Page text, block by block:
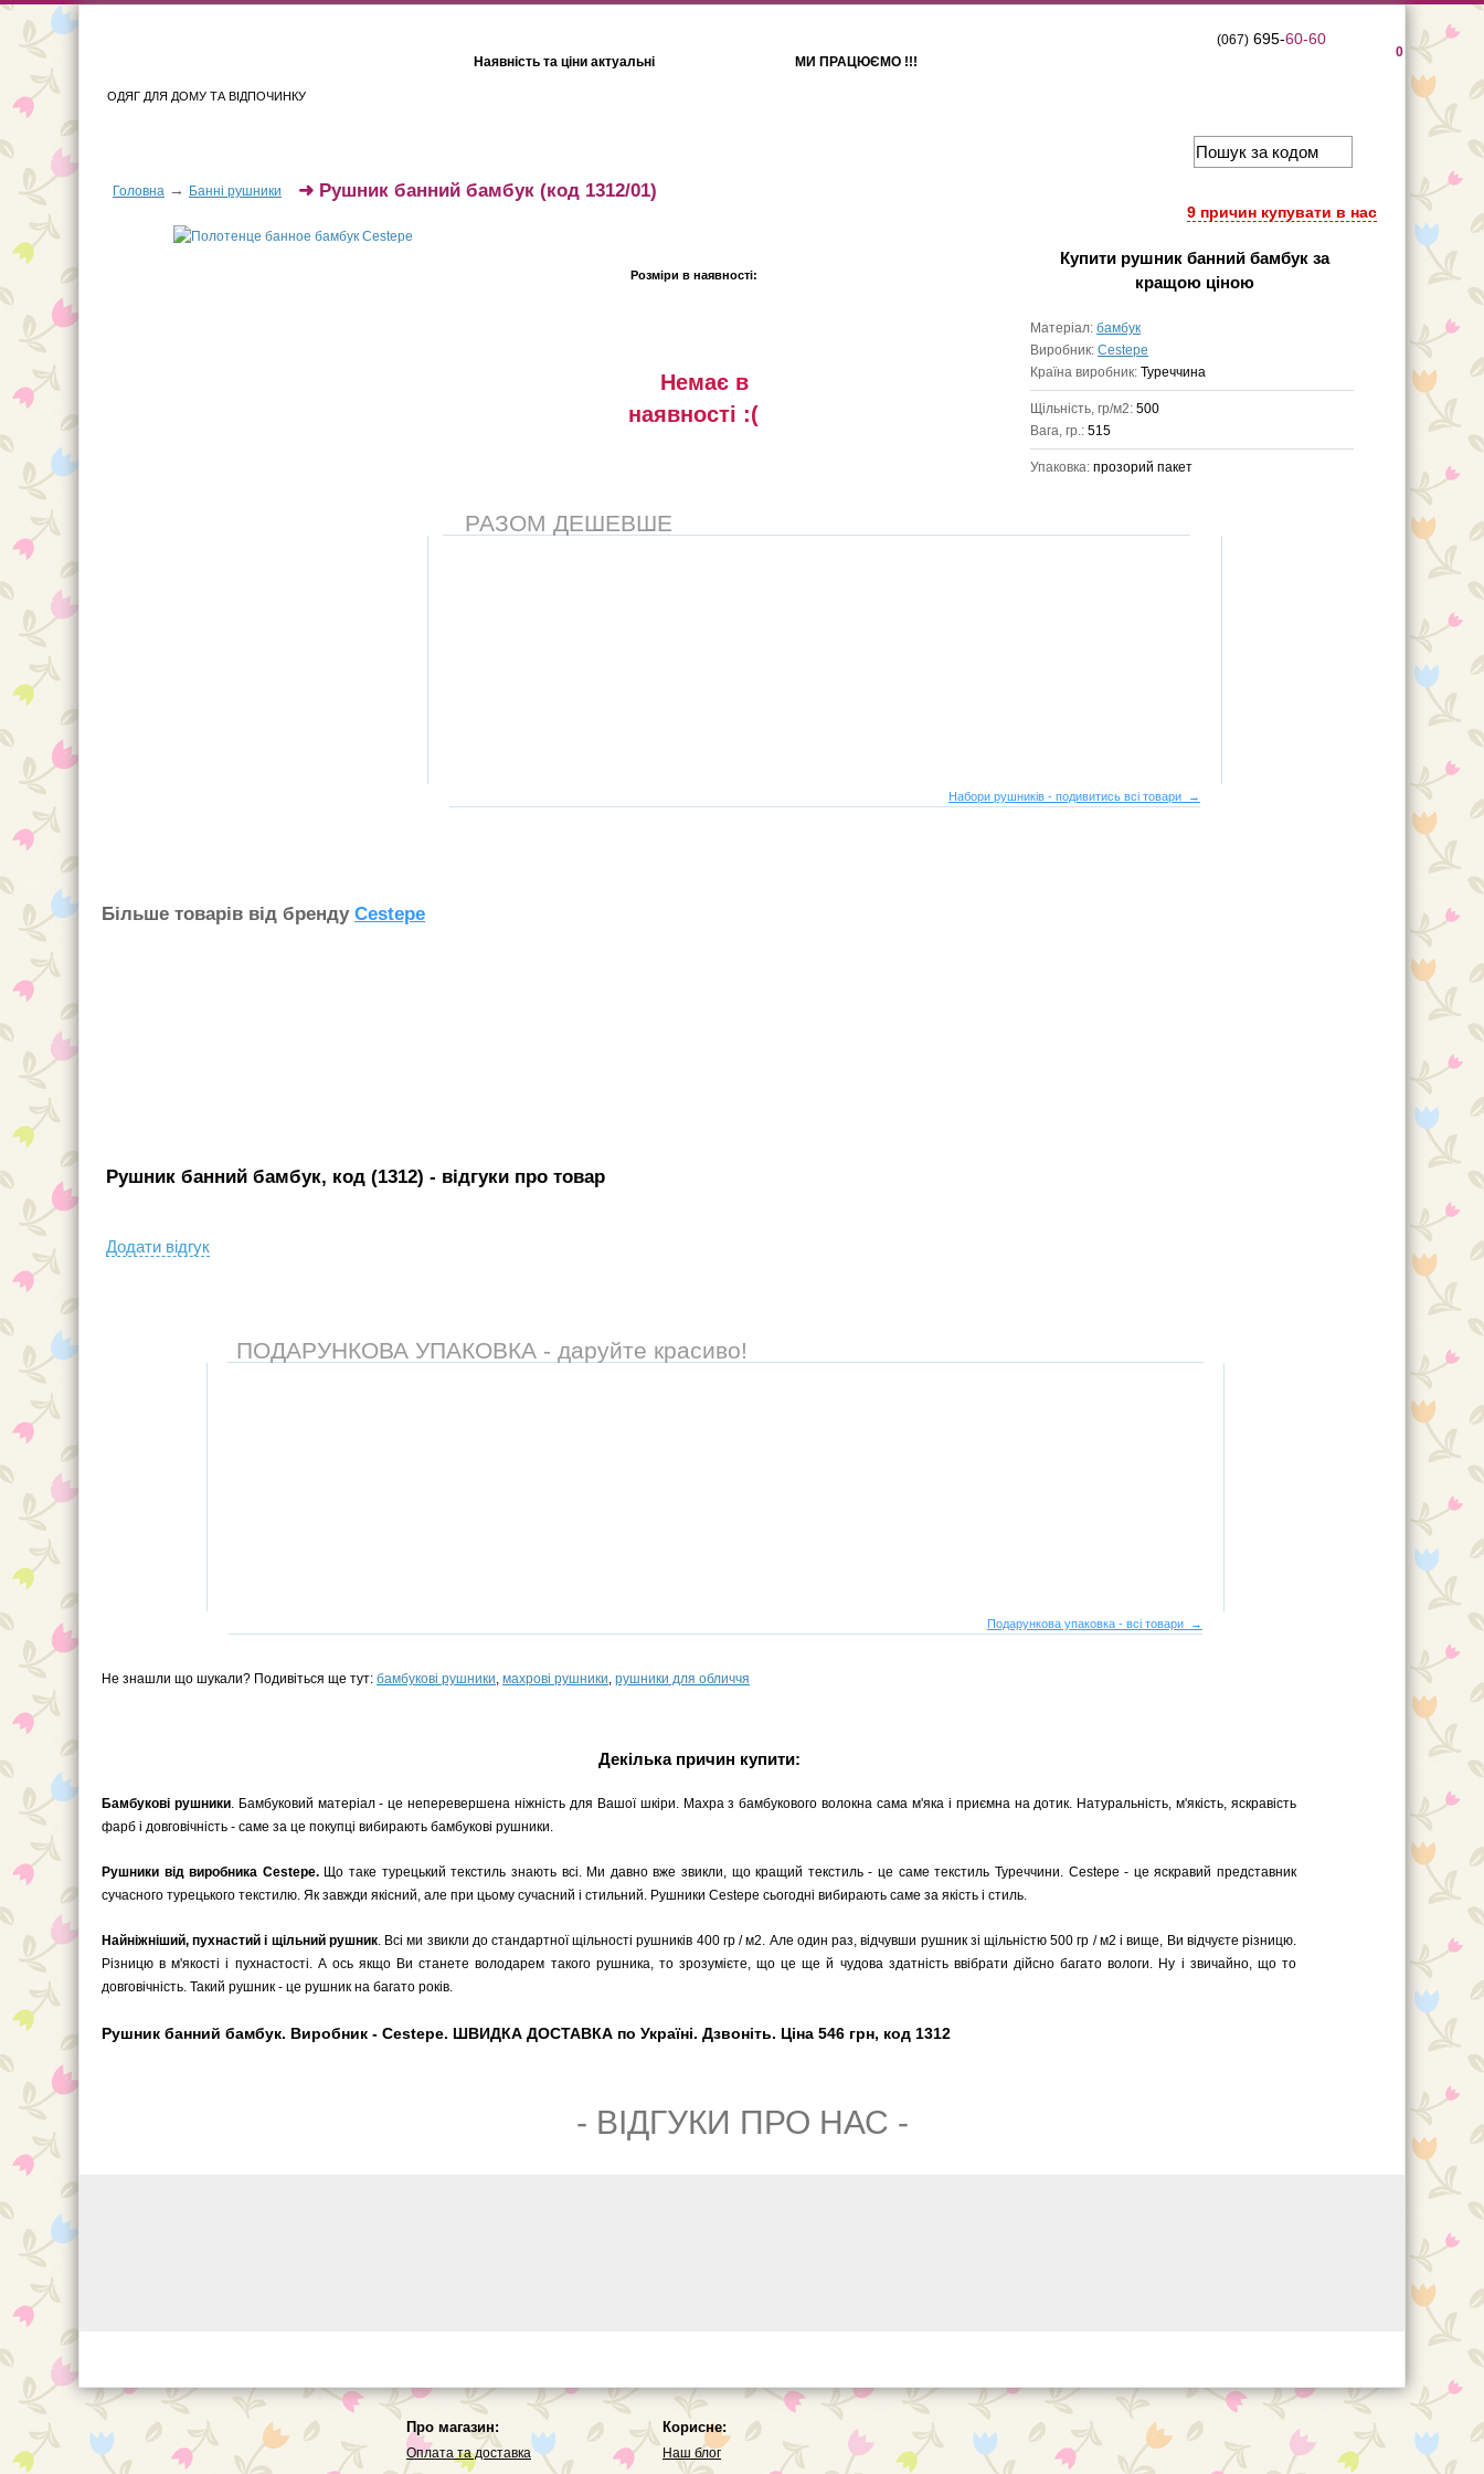
ОДЯГ ДЛЯ ДОМУ ТА ВІДПОЧИНКУ
Наявність та ціни актуальні МИ ПРАЦЮЄМО !!!
0
(067)695-60-60
Головна → Банні рушники
9 причин купувати в нас
➜ Рушник банний бамбук (код 1312/01)
Розміри в наявності:
Немає в
наявностi :(
Купити рушник банний бамбук за
кращою ціною
Матеріал: бамбук
Виробник: Cestepe
Країна виробник: Туреччина
Щільність, гр/м2: 500
Вага, гр.: 515
Упаковка: прозорий пакет
РАЗОМ ДЕШЕВШЕ
Набори рушників - подивитись всі товари →
Бiльше товарiв вiд бренду Cestepe
Рушник банний бамбук, код (1312) - вiдгуки про товар
Додати вiдгук
ПОДАРУНКОВА УПАКОВКА - даруйте красиво!
Подарункова упаковка - всі товари →
Не знашли що шукали? Подивіться ще тут: бамбукові рушники, махрові рушники, рушники для обличчя
Декілька причин купити:
Бамбукові рушники. Бамбуковий матеріал - це неперевершена ніжність для Вашої шкіри. Махра з бамбукового волокна сама м'яка і приємна на дотик. Натуральність, м'якість, яскравість
фарб і довговічність - саме за це покупці вибирають бамбукові рушники.
Рушники від виробника Cestepe.Що таке турецький текстиль знають всі. Ми давно вже звикли, що кращий текстиль - це саме текстиль Туреччини. Cestepe - це яскравий представник
сучасного турецького текстилю. Як завжди якісний, але при цьому сучасний і стильний. Рушники Cestepe сьогодні вибирають саме за якість і стиль.
Найніжніший, пухнастий і щільний рушник. Всі ми звикли до стандартної щільності рушників 400 гр / м2. Але один раз, відчувши рушник зі щільністю 500 гр / м2 і вище, Ви відчуєте різницю.
Різницю в м'якості і пухнастості. А ось якщо Ви станете володарем такого рушника, то зрозумієте, що це ще й чудова здатність ввібрати дійсно багато вологи. Ну і звичайно, що то
довговічність. Такий рушник - це рушник на багато років.
Рушник банний бамбук. Виробник - Cestepe. ШВИДКА ДОСТАВКА по Україні. Дзвоніть. Ціна 546 грн, код 1312
- ВIДГУКИ ПРО НАС -
Про магазин:
Оплата та доставка
Корисне:
Наш блог